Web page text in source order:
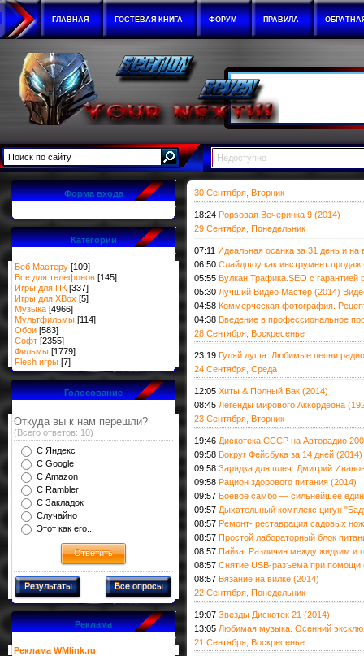
ГЛАВНАЯ ГОСТЕВАЯ КНИГА ФОРУМ ПРАВИЛА
Недоступно
Форма входа
Категории
Веб Мастеру [109]
Все для телефонов [145]
Игры для ПК [337]
Игры для XBox [5]
Музыка [4966]
Мультфильмы [114]
Обои [583]
Софт [2355]
Фильмы [1779]
Flesh игры [7]
Голосование
Откуда вы к нам перешли?
(Всего ответов: 10)
С Яндекс
С Google
С Amazon
С Rambler
С Закладок
Случайно
Этот как его...
Результаты Все опросы
Реклама
Реклама WMlink.ru
30 Сентября, Вторник
18:24 Popsовая Вечеринка 9 (2014)
29 Сентября, Понедельник
07:11 Идеальная осанка за 31 день и
06:50 Слайдшоу как инструмент продаж
05:55 Вулкан Трафика.SEO с гарантией
05:30 Лучший Видео Мастер (2014)
04:58 Коммерческая фотография.
04:38 Введение в профессиональное
28 Сентября, Воскресенье
23:19 Гуляй душа. Любимые песни
24 Сентября, Среда
12:05 Хиты & Полный Бак (2014)
08:45 Легенды мирового Аккордеона
23 Сентября, Вторник
19:46 Дискотека СССР на Авторадио
09:58 Вокруг Фейсбука за 14 дней (2014)
09:58 Зарядка для плеч. Дмитрий
09:58 Рацион здорового питания (2014)
09:57 Боевое самбо — сильнейшее
09:57 Дыхательный комплекс цигун
08:57 Ремонт- реставрация садовых
08:57 Простой лабораторный блок
08:57 Пайка. Различия между жидким и
08:57 Снятие USB-разъема при помощи
08:57 Вязание на вилке (2014)
22 Сентября, Понедельник
19:07 Звезды Дискотек 21 (2014)
13:05 Любимая музыка. Осенний
21 Сентября, Воскресенье